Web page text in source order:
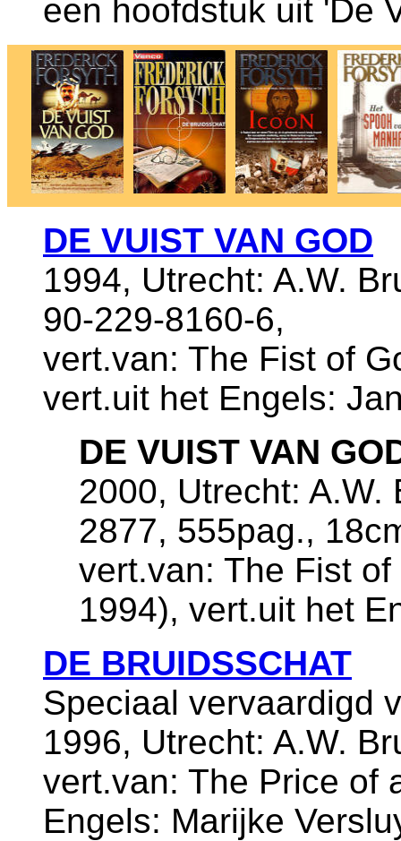
een hoofdstuk uit 'De
DE VUIST VAN GOD
1994, Utrecht: A.W.
90-229-8160-6,
vert.van: The Fist of
vert.uit het Engels:
DE VUIST VAN
2000, Utrecht: A.W.
2877, 555pag.,
vert.van: The Fist
1994), vert.uit het
DE BRUIDSSCHAT
Speciaal vervaardigd
1996, Utrecht: A.W.
vert.van: The Price of
Engels: Marijke